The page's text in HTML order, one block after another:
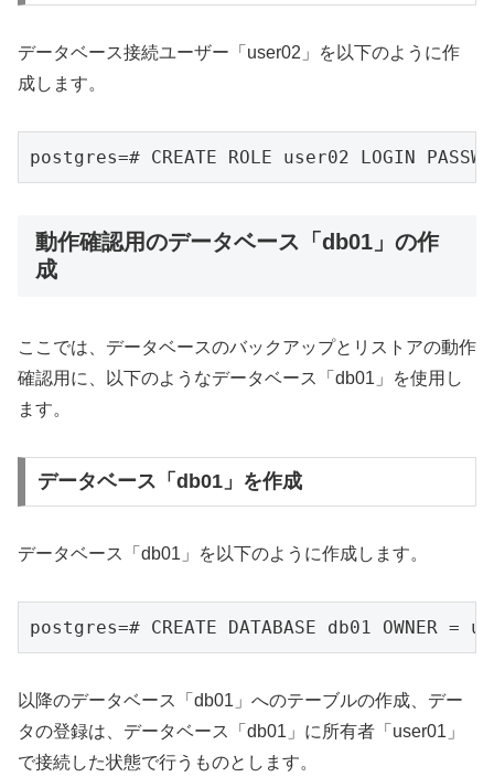
データベース接続ユーザー「user02」を以下のように作
成します。
postgres=# CREATE ROLE user02 LOGIN
動作確認用のデータベース「db01」の作
成
ここでは、データベースのバックアップとリストアの動作
確認用に、以下のようなデータベース「db01」を使用し
ます。
データベース「db01」を作成
データベース「db01」を以下のように作成します。
postgres=# CREATE DATABASE db01 OWNER
以降のデータベース「db01」へのテーブルの作成、デー
タの登録は、データベース「db01」に所有者「user01」
で接続した状態で行うものとします。